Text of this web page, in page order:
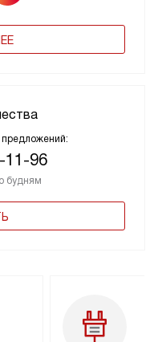
11-96
будням